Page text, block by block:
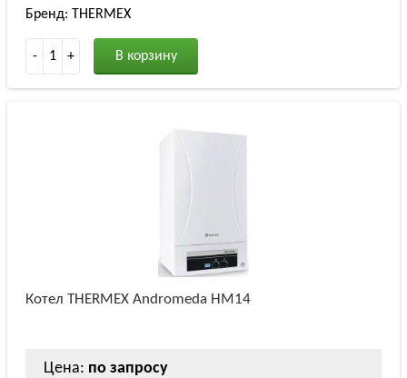
Бренд: THERMEX
- 1 + В корзину
Котел THERMEX Andromeda HM14
Цена: по запросу